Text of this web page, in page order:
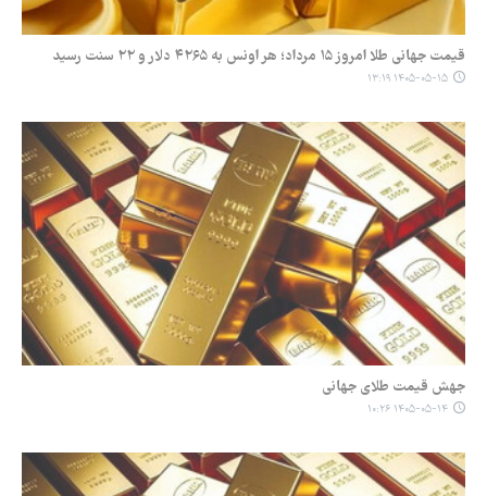
قیمت جهانی طلا امروز ۱۵ مرداد؛ هر اونس به ۴۲۶۵ دلار و ۲۲ سنت رسید
۱۴۰۵-۰۵-۱۵ ۱۳:۱۹
جهش قیمت طلای جهانی
۱۴۰۵-۰۵-۱۴ ۱۰:۲۶